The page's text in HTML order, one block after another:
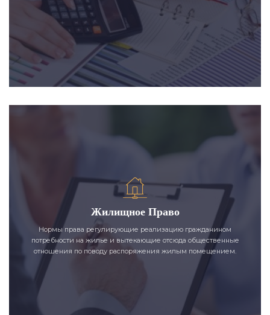
Жилищное Право
Нормы права регулирующие реализацию гражданином
потребности на жилье и вытекающие отсюда общественные
отношения по поводу распоряжения жилым помещением.